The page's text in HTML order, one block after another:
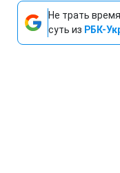
Не трать
суть из РБК-